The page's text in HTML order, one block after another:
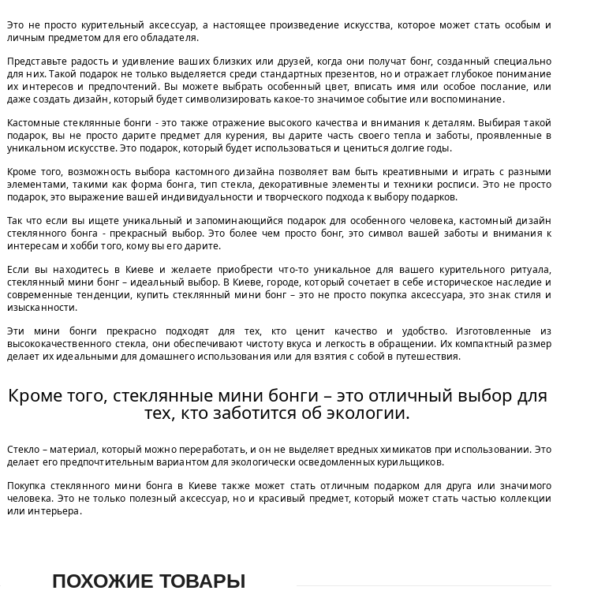
Это не просто курительный аксессуар, а настоящее произведение искусства, которое может стать особым и
личным предметом для его обладателя.
Представьте радость и удивление ваших близких или друзей, когда они получат бонг, созданный специально
для них. Такой подарок не только выделяется среди стандартных презентов, но и отражает глубокое понимание
их интересов и предпочтений. Вы можете выбрать особенный цвет, вписать имя или особое послание, или
даже создать дизайн, который будет символизировать какое-то значимое событие или воспоминание.
Кастомные стеклянные бонги - это также отражение высокого качества и внимания к деталям. Выбирая такой
подарок, вы не просто дарите предмет для курения, вы дарите часть своего тепла и заботы, проявленные в
уникальном искусстве. Это подарок, который будет использоваться и цениться долгие годы.
Кроме того, возможность выбора кастомного дизайна позволяет вам быть креативными и играть с разными
элементами, такими как форма бонга, тип стекла, декоративные элементы и техники росписи. Это не просто
подарок, это выражение вашей индивидуальности и творческого подхода к выбору подарков.
Так что если вы ищете уникальный и запоминающийся подарок для особенного человека, кастомный дизайн
стеклянного бонга - прекрасный выбор. Это более чем просто бонг, это символ вашей заботы и внимания к
интересам и хобби того, кому вы его дарите.
Если вы находитесь в Киеве и желаете приобрести что-то уникальное для вашего курительного ритуала,
стеклянный мини бонг – идеальный выбор. В Киеве, городе, который сочетает в себе историческое наследие и
современные тенденции, купить стеклянный мини бонг – это не просто покупка аксессуара, это знак стиля и
изысканности.
Эти мини бонги прекрасно подходят для тех, кто ценит качество и удобство. Изготовленные из
высококачественного стекла, они обеспечивают чистоту вкуса и легкость в обращении. Их компактный размер
делает их идеальными для домашнего использования или для взятия с собой в путешествия.
Кроме того, стеклянные мини бонги – это отличный выбор для
тех, кто заботится об экологии.
Стекло – материал, который можно переработать, и он не выделяет вредных химикатов при использовании. Это
делает его предпочтительным вариантом для экологически осведомленных курильщиков.
Покупка стеклянного мини бонга в Киеве также может стать отличным подарком для друга или значимого
человека. Это не только полезный аксессуар, но и красивый предмет, который может стать частью коллекции
или интерьера.
ПОХОЖИЕ ТОВАРЫ